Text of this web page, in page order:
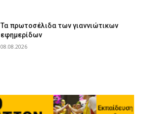
Τα πρωτοσέλιδα των γιαννιώτικων
εφημερίδων
08.08.2026